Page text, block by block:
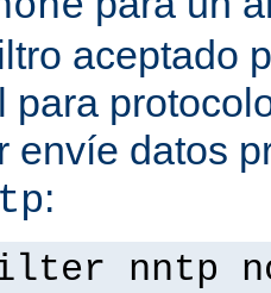
aceptado
para
envíe datos
:
nntp